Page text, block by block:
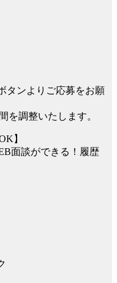
タンよりご応募をお願
を調整いたします。
】
面談ができる！履歴